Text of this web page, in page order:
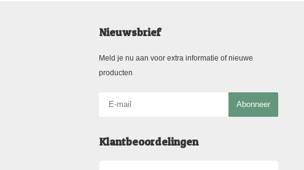
Nieuwsbrief
Meld je nu aan voor extra informatie of nieuwe
producten
Abonneer
Klantbeoordelingen